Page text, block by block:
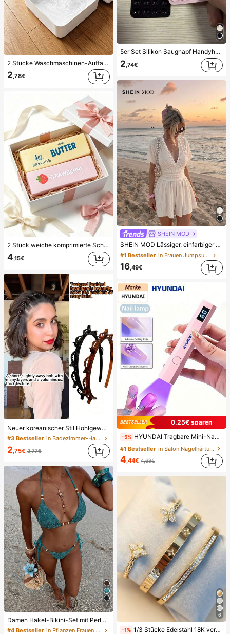
2 Stücke Waschmaschinen-Auffangwanne Tropfschale, wasserdichte Bodenschutzmatte für Waschraum, Anti-Überlauf Anti-Leckage Schale, langanhaltend Waschmaschinen-Zubehör, Reinigungsmittel für Waschbereich & Hausorganisation
2,78€
2 Stück weiche komprimierte Schaumstoff-Spielzeuge mit Butter- und Erdbeerduft, superweiches Gefühl, natürlicher Duft, Lebensmittel-förmige Stressabbau-Spielzeuge (ohne Box), perfekt als Partygeschenke, Angstlinderung, mehrere Stile erhältlich, geeignet für Stressabbau und Feiertagsgeschenke, Butterbonbon, weich und quetschbar, Kawaii
4,15€
Neuer koreanischer Stil Hohlgewebe Haarband, elastisches Haargummi, Ponyclip, Haarzubehör, Damen Haarzubehör, Frisuren Styling Tool, Schönheitsprodukt, Damen Locken Haarzubehör, hitzefreie Locken, Haarzubehör, Haarclip, ästhetisch
#3 Bestseller in Badezimmer-Haar-Accessoires
2 ,75€ 2,77€
7
Damen Häkel-Bikini-Set mit Perlen, Neckholder, rückenfrei, sexy, 2-teiliger Badeanzug im Boho-Stil, geeignet für Strand, Urlaub und Poolparty im Sommer, Resort-Wear
#4 Bestseller in Pflanzen Frauen Bikini-Sets
5er Set Silikon Saugnapf Handyhülle Halter, Saugnapf Handy Ständer, Klebender Handyhalter, Klebender Handy Ständer (Vor der Verwendung bitte die Oberfläche sorgfältig reinigen, um sicherzustellen, dass sie sauber und flach ist. 30 Minuten nach dem Anbringen warten, bevor Sie es benutzen), Must Have
2,74€
SHEIN MOD
SHEIN MOD Lässiger, einfarbiger Sommer-Jumpsuit für Damen, perfekt für den Schulstart, auch als Sommer-Pyjamahose geeignet.
#1 Bestseller in Frauen Jumpsuits
16,49€
0,25€ sparen
-5% HYUNDAI Tragbare Mini-Nageltrockner Aufladbare Handheld-Nagellampe UV/LED Nageltrocknungslicht Digitale Anzeige Schnelle Trocknung Nagellampe Geeignet für tägliche Ausflüge Nagelpflegeprodukte für Frauen
#1 Bestseller in Salon Nagelhärtungslampen und -trockner
4,44€ 4,69€
6
-1% 1/3 Stücke Edelstahl 18K vergoldetes Kleeblatt Kristall Armband Set, verdrehtes 14K vergoldetes Kupfer Zirkonia Kleeblatt offenes Manschetten Armband, modisches Damen Armband Set für den täglichen Gebrauch, Urlaubsgeschenk, ästhetisch